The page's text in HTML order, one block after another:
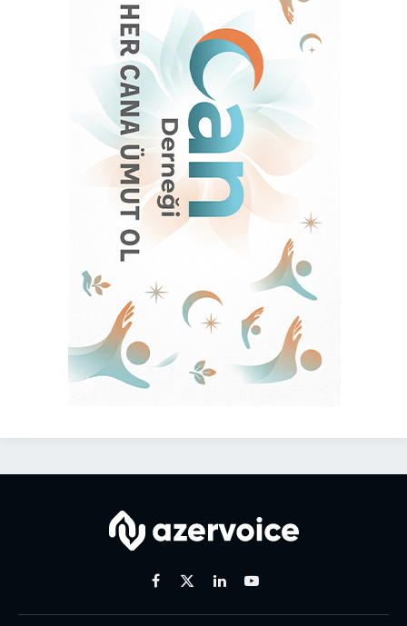
Facebook
X
LinkedinYoutube